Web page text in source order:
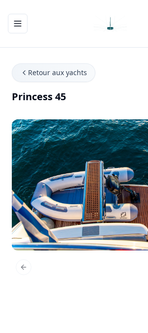
Ouvrir/fermer le menu de navigation
Retour aux yachts
Princess 45
Previous Slide